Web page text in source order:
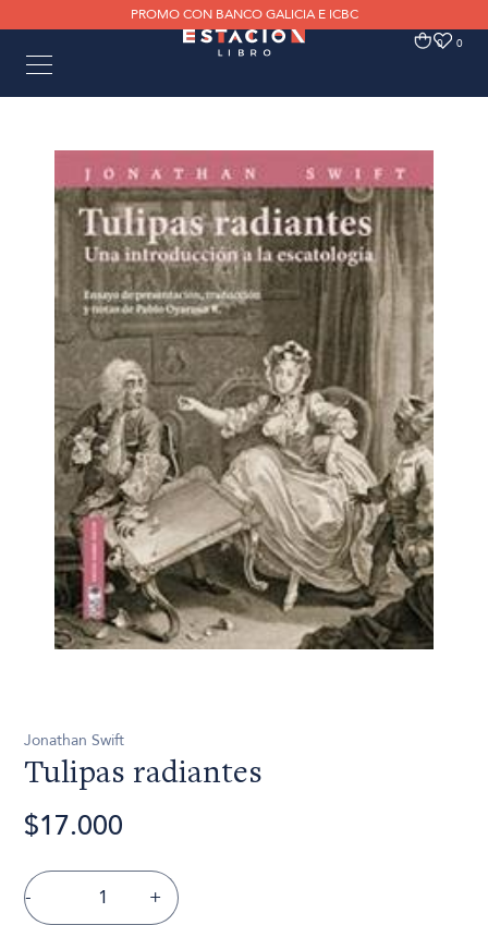
PROMO CON BANCO GALICIA E ICBC
0 0
Jonathan Swift
Tulipas radiantes
$17.000
- +